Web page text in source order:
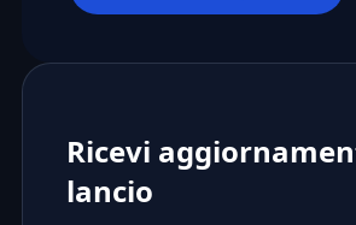
Ricevi
lancio